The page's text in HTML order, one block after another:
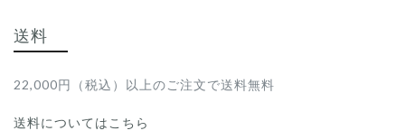
送料
22,000円（税込）以上のご注文で送料無料
送料についてはこちら